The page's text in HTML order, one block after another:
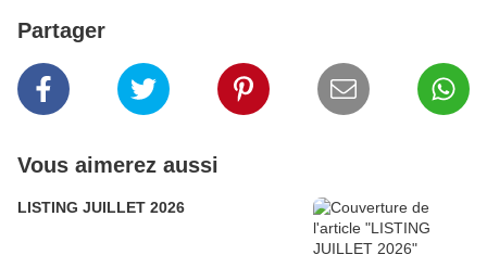
Partager
Vous aimerez aussi
LISTING JUILLET 2026